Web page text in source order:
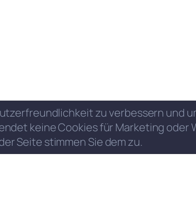
zu verbessern und
keine Cookies für Marketing oder
Seite stimmen Sie dem zu.